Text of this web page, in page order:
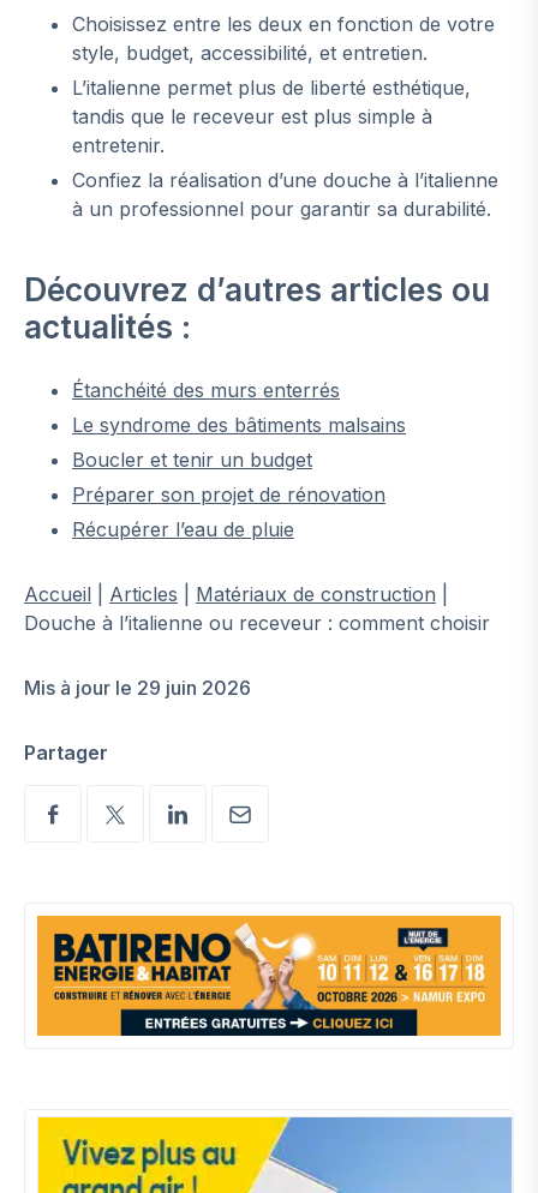
Choisissez entre les deux en fonction de votre
style, budget, accessibilité, et entretien.
L’italienne permet plus de liberté esthétique,
tandis que le receveur est plus simple à
entretenir.
Confiez la réalisation d’une douche à l’italienne
à un professionnel pour garantir sa durabilité.
Découvrez d’autres articles ou
actualités :
Étanchéité des murs enterrés
Le syndrome des bâtiments malsains
Boucler et tenir un budget
Préparer son projet de rénovation
Récupérer l’eau de pluie
Accueil Articles Matériaux de construction
Douche à l’italienne ou receveur : comment choisir
Mis à jour le 29 juin 2026
Partager